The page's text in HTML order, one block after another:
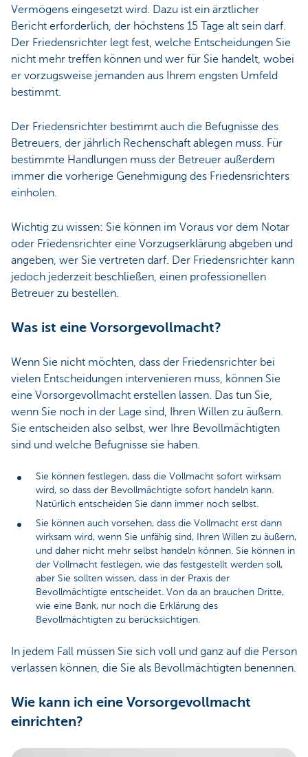
Vermögens eingesetzt wird. Dazu ist ein ärztlicher
Bericht erforderlich, der höchstens 15 Tage alt sein darf.
Der Friedensrichter legt fest, welche Entscheidungen Sie
nicht mehr treffen können und wer für Sie handelt, wobei
er vorzugsweise jemanden aus Ihrem engsten Umfeld
bestimmt.
Der Friedensrichter bestimmt auch die Befugnisse des
Betreuers, der jährlich Rechenschaft ablegen muss. Für
bestimmte Handlungen muss der Betreuer außerdem
immer die vorherige Genehmigung des Friedensrichters
einholen.
Wichtig zu wissen: Sie können im Voraus vor dem Notar
oder Friedensrichter eine Vorzugserklärung abgeben und
angeben, wer Sie vertreten darf. Der Friedensrichter kann
jedoch jederzeit beschließen, einen professionellen
Betreuer zu bestellen.
Was ist eine Vorsorgevollmacht?
Wenn Sie nicht möchten, dass der Friedensrichter bei
vielen Entscheidungen intervenieren muss, können Sie
eine Vorsorgevollmacht erstellen lassen. Das tun Sie,
wenn Sie noch in der Lage sind, Ihren Willen zu äußern.
Sie entscheiden also selbst, wer Ihre Bevollmächtigten
sind und welche Befugnisse sie haben.
Sie können festlegen, dass die Vollmacht sofort wirksam
wird, so dass der Bevollmächtigte sofort handeln kann.
Natürlich entscheiden Sie dann immer noch selbst.
Sie können auch vorsehen, dass die Vollmacht erst dann
wirksam wird, wenn Sie unfähig sind, Ihren Willen zu äußern,
und daher nicht mehr selbst handeln können. Sie können in
der Vollmacht festlegen, wie das festgestellt werden soll,
aber Sie sollten wissen, dass in der Praxis der
Bevollmächtigte entscheidet. Von da an brauchen Dritte,
wie eine Bank, nur noch die Erklärung des
Bevollmächtigten zu berücksichtigen.
In jedem Fall müssen Sie sich voll und ganz auf die Person
verlassen können, die Sie als Bevollmächtigten benennen.
Wie kann ich eine Vorsorgevollmacht
einrichten?